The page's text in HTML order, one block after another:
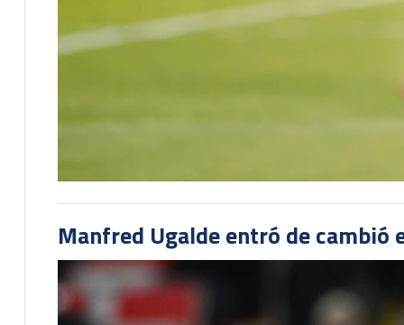
Manfred Ugalde entró de cambió